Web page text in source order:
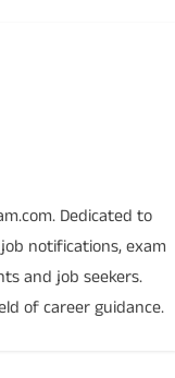
Dedicated to
notifications, exam
and job seekers.
of career guidance.